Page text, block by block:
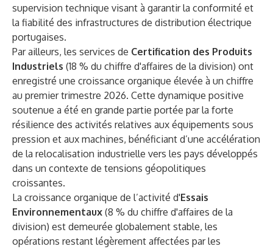
supervision technique visant à garantir la conformité et
la fiabilité des infrastructures de distribution électrique
portugaises.
Par ailleurs, les services de Certification des Produits
Industriels (18 % du chiffre d'affaires de la division) ont
enregistré une croissance organique élevée à un chiffre
au premier trimestre 2026. Cette dynamique positive
soutenue a été en grande partie portée par la forte
résilience des activités relatives aux équipements sous
pression et aux machines, bénéficiant d’une accélération
de la relocalisation industrielle vers les pays développés
dans un contexte de tensions géopolitiques
croissantes.
La croissance organique de l’activité d'Essais
Environnementaux (8 % du chiffre d'affaires de la
division) est demeurée globalement stable, les
opérations restant légèrement affectées par les